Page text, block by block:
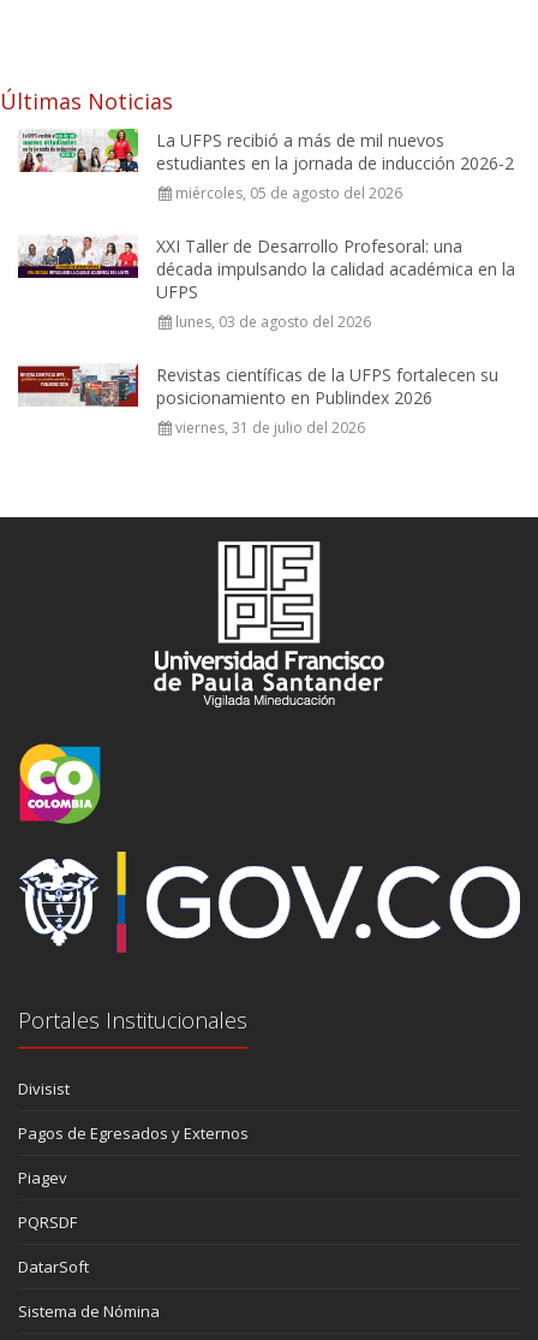
Últimas Noticias
La UFPS recibió a más de mil nuevos
estudiantes en la jornada de inducción 2026-2
miércoles, 05 de agosto del 2026
XXI Taller de Desarrollo Profesoral: una
década impulsando la calidad académica en la
UFPS
lunes, 03 de agosto del 2026
Revistas científicas de la UFPS fortalecen su
posicionamiento en Publindex 2026
viernes, 31 de julio del 2026
Portales Institucionales
Divisist
Pagos de Egresados y Externos
Piagev
PQRSDF
DatarSoft
Sistema de Nómina